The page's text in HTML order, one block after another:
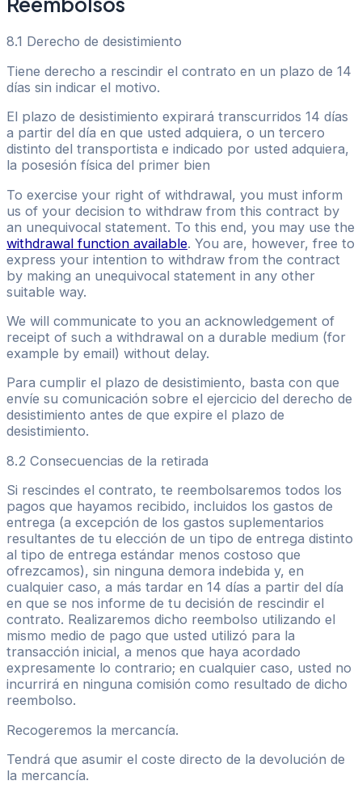
8.1 Derecho de desistimiento
Tiene derecho a rescindir el contrato en un plazo de 14
días sin indicar el motivo.
El plazo de desistimiento expirará transcurridos 14 días
a partir del día en que usted adquiera, o un tercero
distinto del transportista e indicado por usted adquiera,
la posesión física del primer bien
To exercise your right of withdrawal, you must inform
us of your decision to withdraw from this contract by
an unequivocal statement. To this end, you may use the
withdrawal function available. You are, however, free to
express your intention to withdraw from the contract
by making an unequivocal statement in any other
suitable way.
We will communicate to you an acknowledgement of
receipt of such a withdrawal on a durable medium (for
example by email) without delay.
Para cumplir el plazo de desistimiento, basta con que
envíe su comunicación sobre el ejercicio del derecho de
desistimiento antes de que expire el plazo de
desistimiento.
8.2 Consecuencias de la retirada
Si rescindes el contrato, te reembolsaremos todos los
pagos que hayamos recibido, incluidos los gastos de
entrega (a excepción de los gastos suplementarios
resultantes de tu elección de un tipo de entrega distinto
al tipo de entrega estándar menos costoso que
ofrezcamos), sin ninguna demora indebida y, en
cualquier caso, a más tardar en 14 días a partir del día
en que se nos informe de tu decisión de rescindir el
contrato. Realizaremos dicho reembolso utilizando el
mismo medio de pago que usted utilizó para la
transacción inicial, a menos que haya acordado
expresamente lo contrario; en cualquier caso, usted no
incurrirá en ninguna comisión como resultado de dicho
reembolso.
Recogeremos la mercancía.
Tendrá que asumir el coste directo de la devolución de
la mercancía.